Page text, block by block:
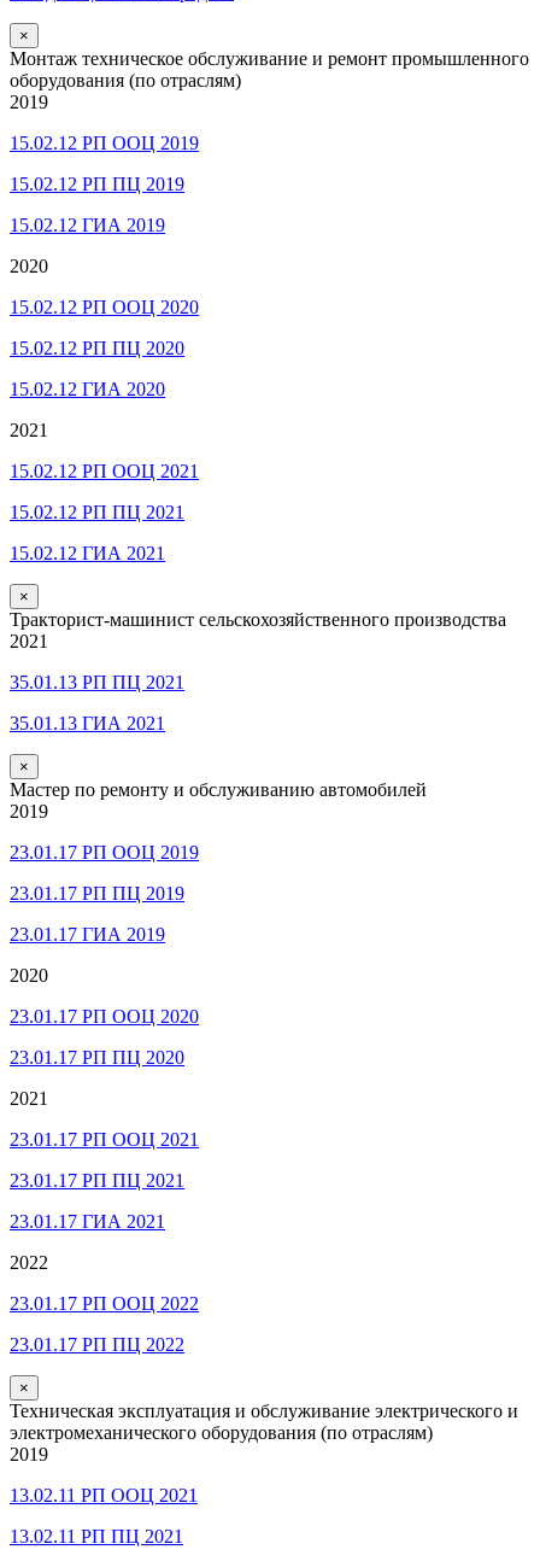
×
Монтаж техническое обслуживание и ремонт промышленного
оборудования (по отраслям)
2019
15.02.12 РП ООЦ 2019
15.02.12 РП ПЦ 2019
15.02.12 ГИА 2019
2020
15.02.12 РП ООЦ 2020
15.02.12 РП ПЦ 2020
15.02.12 ГИА 2020
2021
15.02.12 РП ООЦ 2021
15.02.12 РП ПЦ 2021
15.02.12 ГИА 2021
×
Тракторист-машинист сельскохозяйственного производства
2021
35.01.13 РП ПЦ 2021
35.01.13 ГИА 2021
×
Мастер по ремонту и обслуживанию автомобилей
2019
23.01.17 РП ООЦ 2019
23.01.17 РП ПЦ 2019
23.01.17 ГИА 2019
2020
23.01.17 РП ООЦ 2020
23.01.17 РП ПЦ 2020
2021
23.01.17 РП ООЦ 2021
23.01.17 РП ПЦ 2021
23.01.17 ГИА 2021
2022
23.01.17 РП ООЦ 2022
23.01.17 РП ПЦ 2022
×
Техническая эксплуатация и обслуживание электрического и
электромеханического оборудования (по отраслям)
2019
13.02.11 РП ООЦ 2021
13.02.11 РП ПЦ 2021